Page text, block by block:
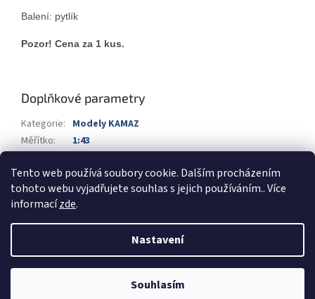
Tento web používá soubory cookie. Dalším procházením
tohoto webu vyjadřujete souhlas s jejich používáním.. Více
informacízde.
Nastavení
Souhlasím
Balení: pytlík
Pozor! Cena za 1 kus.
Doplňkové parametry
Kategorie: Modely KAMAZ
Měřítko:
1:43
Barva: černá
Vytvořil Shoptet
Automodels.cz. Všechna práva vyhrazena.